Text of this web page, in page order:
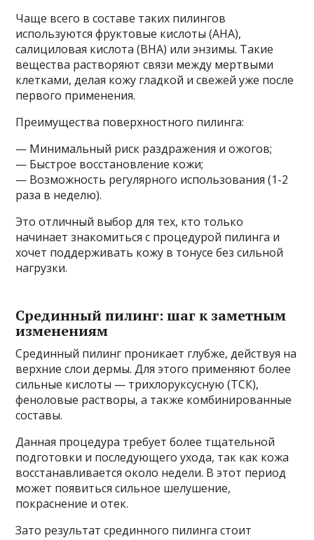
Чаще всего в составе таких пилингов
используются фруктовые кислоты (AHA),
салициловая кислота (BHA) или энзимы. Такие
вещества растворяют связи между мертвыми
клетками, делая кожу гладкой и свежей уже после
первого применения.
Преимущества поверхностного пилинга:
— Минимальный риск раздражения и ожогов;
— Быстрое восстановление кожи;
— Возможность регулярного использования (1-2
раза в неделю).
Это отличный выбор для тех, кто только
начинает знакомиться с процедурой пилинга и
хочет поддерживать кожу в тонусе без сильной
нагрузки.
Срединный пилинг: шаг к заметным
изменениям
Срединный пилинг проникает глубже, действуя на
верхние слои дермы. Для этого применяют более
сильные кислоты — трихлоруксусную (ТСК),
феноловые растворы, а также комбинированные
составы.
Данная процедура требует более тщательной
подготовки и последующего ухода, так как кожа
восстанавливается около недели. В этот период
может появиться сильное шелушение,
покраснение и отек.
Зато результат срединного пилинга стоит